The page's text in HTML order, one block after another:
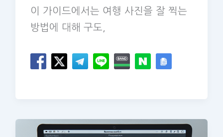
이 가이드에서는 여행 사진을 잘 찍는
방법에 대해 구도,